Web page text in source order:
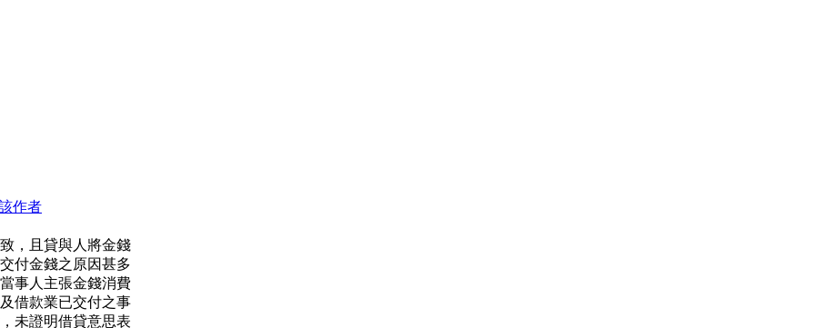
作者
，且貸與人將金錢
付金錢之原因甚多
事人主張金錢消費
借款業已交付之事
未證明借貸意思表